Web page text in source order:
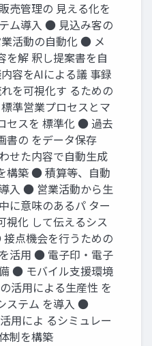
売管理の ⾒える化を
ム導⼊ ● ⾒込み客の
活動の⾃動化 ● メ
を解 釈し提案書を⾃
容をAIによる議 事録
を可視化す るための
準営業プロセスとマ
セスを 標準化 ● 過去
書の をデータ保存
せた内容で⾃動⽣成
構築 ● 積算等、⾃動
⼊ ● 営業活動から⽣
に意味のあるパ ター
視化 して伝えるシス
点機会を⾏うための
活⽤ ● 電⼦印‧電⼦
● モバイル⽀援環境
活⽤による⽣産性 を
ステム を導⼊ ●
⽤によ るシミュレー
制を構築